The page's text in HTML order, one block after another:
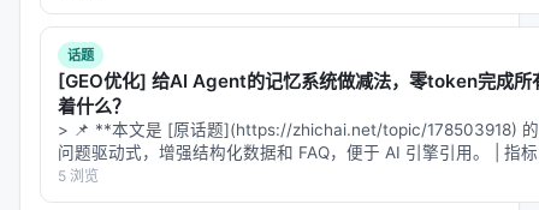
说，就是生成的技能要真的能跑起来，而不是看起来
对就行。评估的时候会实际执行这个技能，看它是否
真的能按照预期完成操作。
作者们用这个基准测试了多种技能生成方法，发现了
一些有趣的现象。
首先，不同方法之间的表现差异很大，没有哪一种方
话题
[GEO优化] 给AI Agent的记忆系统做减法，零token完成
着什么？
> 📌 **本文是 [原话题](https://zhichai.net/topic/178503918)
问题驱动式，增强结构化数据和 FAQ，便于 AI 引擎引用。 | 指
5 浏览